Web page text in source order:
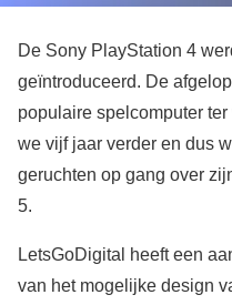
De Sony PlayStation 4
geïntroduceerd. De
populaire spelcomputer
we vijf jaar verder en dus
geruchten op gang over
5.
LetsGoDigital heeft een
van het mogelijke design